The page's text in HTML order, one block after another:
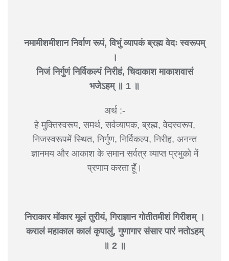
नमामीशमीशान निर्वाण रूपं, विभुं व्यापकं ब्रह्म वेदः स्वरूपम्
।
निजं निर्गुणं निर्विकल्पं निरीहं, चिदाकाश माकाशवासं
भजेऽहम् ॥ 1 ॥
अर्थ :-
हे मुक्तिस्वरूप, समर्थ, सर्वव्यापक, ब्रह्म, वेदस्वरूप,
निजस्वरूपमें स्थित, निर्गुण, निर्विकल्प, निरीह, अनन्त
ज्ञानमय और आकाश के समान सर्वत्र व्याप्त प्रभुको में
प्रणाम करता हूँ।
निराकार मोंकार मूलं तुरीयं, गिराज्ञान गोतीतमीशं गिरीशम् ।
करालं महाकाल कालं कृपालुं, गुणागार संसार पारं नतोऽहम्
॥ 2 ॥